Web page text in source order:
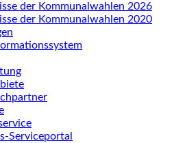
der Kommunalwahlen 2026
der Kommunalwahlen 2020
Serviceportal